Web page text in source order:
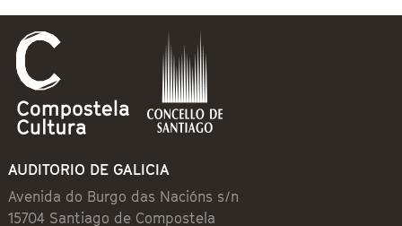
AUDITORIO DE GALICIA
Avenida do Burgo das Nacións s/n
15704 Santiago de Compostela